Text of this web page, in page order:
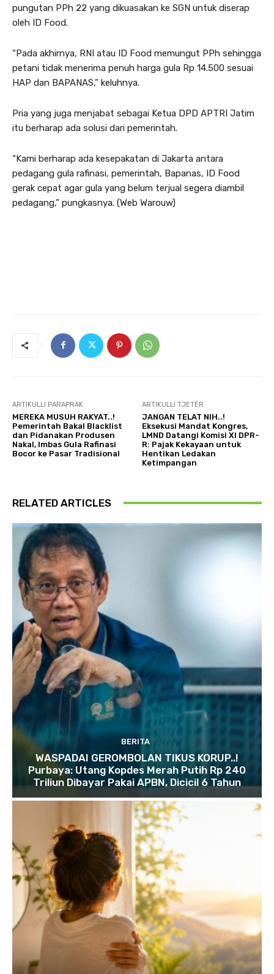
pungutan PPh 22 yang dikuasakan ke SGN untuk diserap
oleh ID Food.
“Pada akhirnya, RNI atau ID Food memungut PPh sehingga
petani tidak menerima penuh harga gula Rp 14.500 sesuai
HAP dan BAPANAS,” keluhnya.
Pria yang juga menjabat sebagai Ketua DPD APTRI Jatim
itu berharap ada solusi dari pemerintah.
“Kami berharap ada kesepakatan di Jakarta antara
pedagang gula rafinasi, pemerintah, Bapanas, ID Food
gerak cepat agar gula yang belum terjual segera diambil
pedagang,” pungkasnya. (Web Warouw)
ARTIKULLI PARAPRAK
MEREKA MUSUH RAKYAT..!
Pemerintah Bakal Blacklist
dan Pidanakan Produsen
Nakal, Imbas Gula Rafinasi
Bocor ke Pasar Tradisional
ARTIKULLI TJETËR
JANGAN TELAT NIH..!
Eksekusi Mandat Kongres,
LMND Datangi Komisi XI DPR-
R: Pajak Kekayaan untuk
Hentikan Ledakan
Ketimpangan
RELATED ARTICLES
BERITA
WASPADAI GEROMBOLAN TIKUS KORUP..!
Purbaya: Utang Kopdes Merah Putih Rp 240
Triliun Dibayar Pakai APBN, Dicicil 6 Tahun